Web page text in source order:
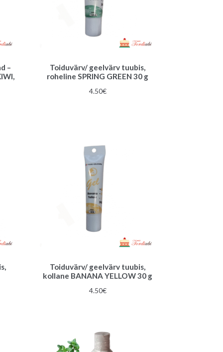
–
Toiduvärv/ geelvärv tuubis,
roheline SPRING GREEN 30 g
4.50€
Toiduvärv/ geelvärv tuubis,
kollane BANANA YELLOW 30 g
4.50€